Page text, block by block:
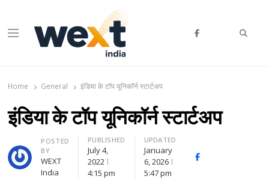
Menu
Home General इंडिया के टॉप यूनिकॉर्न स्टार्टअप
इंडिया के टॉप यूनिकॉर्न स्टार्टअप
Author
POSTED
BY
WEXT
India
PUBLISHED
July 4,
2022
4:15 pm
UPDATED
January
6, 2026
5:47 pm
Facebook